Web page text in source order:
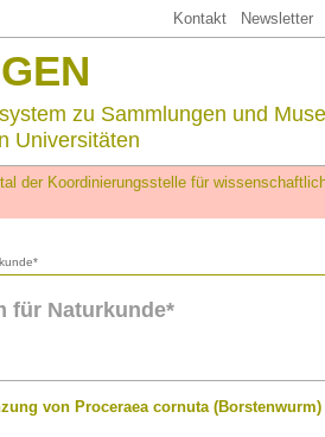
Kontakt Newsletter
zu Sammlungen und
Universitäten
der Koordinierungsstelle für
für Naturkunde*
von Proceraea cornuta (Borstenwurm)